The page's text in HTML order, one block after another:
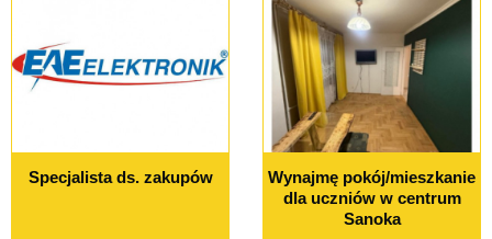
Specjalista ds. zakupów
Wynajmę pokój/mieszkanie
dla uczniów w centrum
Sanoka